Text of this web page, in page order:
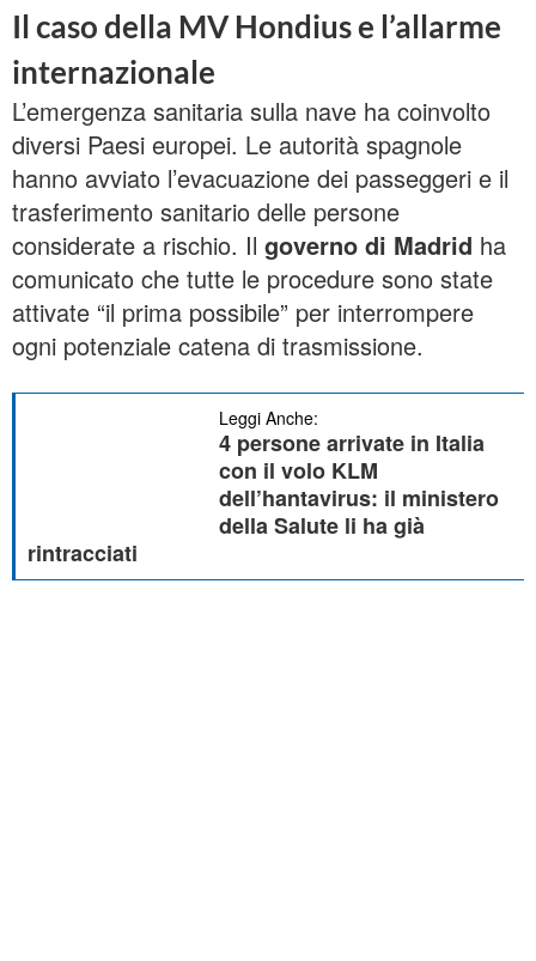
Il caso della MV Hondius e l’allarme
internazionale
L’emergenza sanitaria sulla nave ha coinvolto
diversi Paesi europei. Le autorità spagnole
hanno avviato l’evacuazione dei passeggeri e il
trasferimento sanitario delle persone
considerate a rischio. Il governo di Madrid ha
comunicato che tutte le procedure sono state
attivate “il prima possibile” per interrompere
ogni potenziale catena di trasmissione.
Leggi Anche:
4 persone arrivate in Italia
con il volo KLM
dell’hantavirus: il ministero
della Salute li ha già
rintracciati